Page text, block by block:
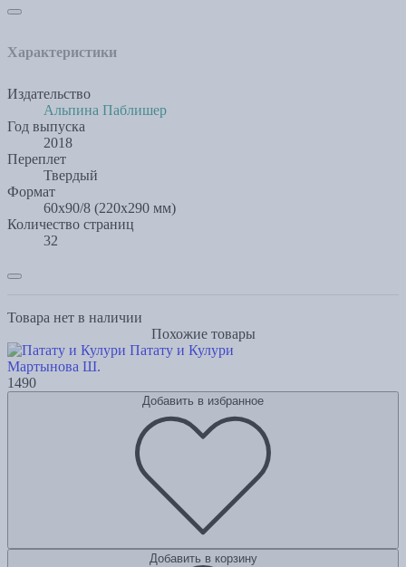
Характеристики
Издательство
Альпина Паблишер
Год выпуска
2018
Переплет
Твердый
Формат
60x90/8 (220х290 мм)
Количество страниц
32
Товара нет в наличии
Похожие товары
Патату и Кулури
Мартынова Ш.
1490
Добавить в избранное
Добавить в корзину